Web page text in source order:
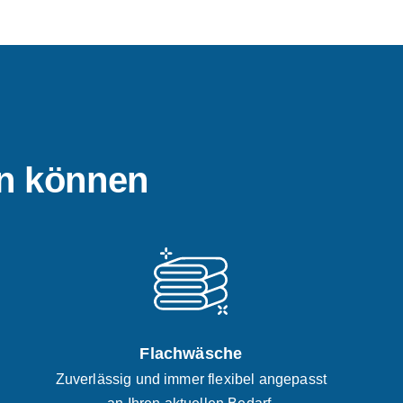
können
Flachwäsche
Zuverlässig und immer flexibel angepasst